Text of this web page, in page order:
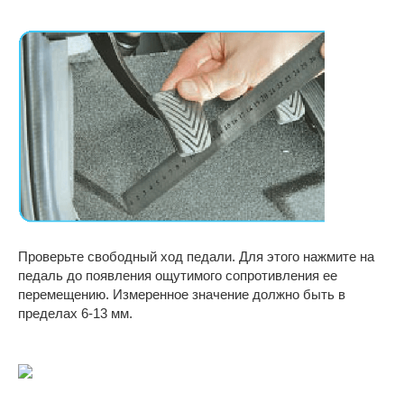
Проверьте свободный ход педали. Для этого нажмите на
педаль до появления ощутимого сопротивления ее
перемещению. Измеренное значение должно быть в
пределах 6-13 мм.